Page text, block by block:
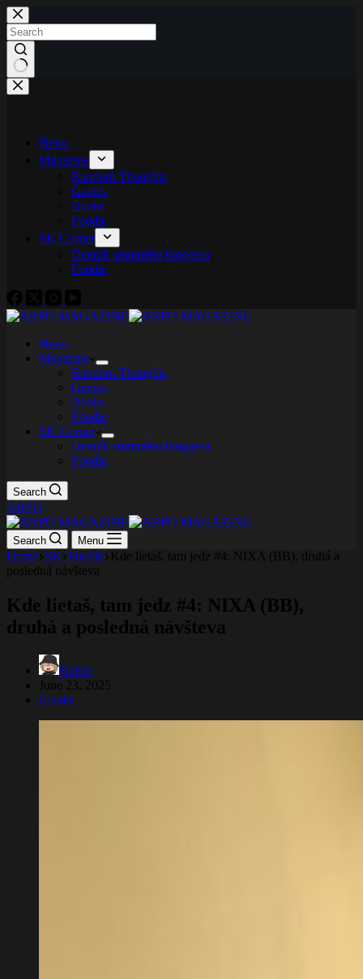
Skip
to
content
No
results
News
Magazine
Random Thoughts
Games
Books
Foodie
SK Corner
Denník smutného bloggera
Foodie
News
Magazine
Random Thoughts
Games
Books
Foodie
SK Corner
Denník smutného bloggera
Foodie
Search
ARPO
Search Menu
Home SK Foodie Kde lietaš, tam jedz #4: NIXA (BB), druhá a
posledná návšteva
Kde lietaš, tam jedz #4: NIXA (BB),
druhá a posledná návšteva
Kaiser
June 23, 2025
Foodie